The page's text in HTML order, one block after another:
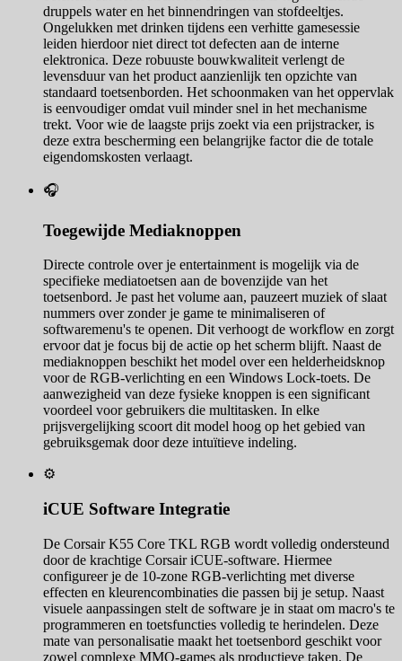
druppels water en het binnendringen van stofdeeltjes.
Ongelukken met drinken tijdens een verhitte gamesessie
leiden hierdoor niet direct tot defecten aan de interne
elektronica. Deze robuuste bouwkwaliteit verlengt de
levensduur van het product aanzienlijk ten opzichte van
standaard toetsenborden. Het schoonmaken van het oppervlak
is eenvoudiger omdat vuil minder snel in het mechanisme
trekt. Voor wie de laagste prijs zoekt via een prijstracker, is
deze extra bescherming een belangrijke factor die de totale
eigendomskosten verlaagt.
🎧
Toegewijde Mediaknoppen
Directe controle over je entertainment is mogelijk via de
specifieke mediatoetsen aan de bovenzijde van het
toetsenbord. Je past het volume aan, pauzeert muziek of slaat
nummers over zonder je game te minimaliseren of
softwaremenu's te openen. Dit verhoogt de workflow en zorgt
ervoor dat je focus bij de actie op het scherm blijft. Naast de
mediaknoppen beschikt het model over een helderheidsknop
voor de RGB-verlichting en een Windows Lock-toets. De
aanwezigheid van deze fysieke knoppen is een significant
voordeel voor gebruikers die multitasken. In elke
prijsvergelijking scoort dit model hoog op het gebied van
gebruiksgemak door deze intuïtieve indeling.
⚙️
iCUE Software Integratie
De Corsair K55 Core TKL RGB wordt volledig ondersteund
door de krachtige Corsair iCUE-software. Hiermee
configureer je de 10-zone RGB-verlichting met diverse
effecten en kleurencombinaties die passen bij je setup. Naast
visuele aanpassingen stelt de software je in staat om macro's te
programmeren en toetsfuncties volledig te herindelen. Deze
mate van personalisatie maakt het toetsenbord geschikt voor
zowel complexe MMO-games als productieve taken. De